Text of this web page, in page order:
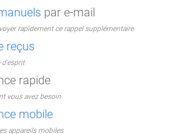
par e-mail
rapidement ce rappel supplémentaire
reçus
d'esprit
rapide
vous avez besoin
mobile
appareils mobiles